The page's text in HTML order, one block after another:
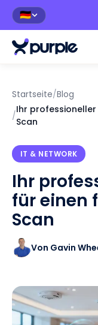
🇩🇪
Startseite/Blog
/
Ihr
Scan
IT & NETWORK
Ihr
für einen
Scan
Von Gavin